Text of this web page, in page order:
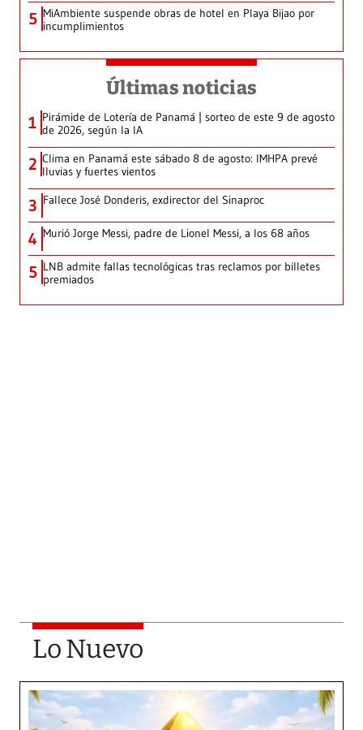
5 MiAmbiente suspende obras de hotel en Playa Bijao por
incumplimientos
Últimas noticias
1 Pirámide de Lotería de Panamá | sorteo de este 9 de agosto
de 2026, según la IA
2 Clima en Panamá este sábado 8 de agosto: IMHPA prevé
lluvias y fuertes vientos
3 Fallece José Donderis, exdirector del Sinaproc
4 Murió Jorge Messi, padre de Lionel Messi, a los 68 años
5 LNB admite fallas tecnológicas tras reclamos por billetes
premiados
Lo Nuevo